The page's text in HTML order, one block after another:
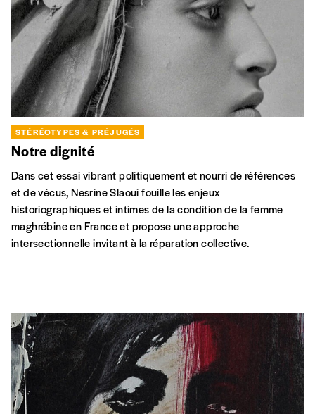
STÉRÉOTYPES & PRÉJUGÉS
Notre dignité
Dans cet essai vibrant politiquement et nourri de références
et de vécus, Nesrine Slaoui fouille les enjeux
historiographiques et intimes de la condition de la femme
maghrébine en France et propose une approche
intersectionnelle invitant à la réparation collective.